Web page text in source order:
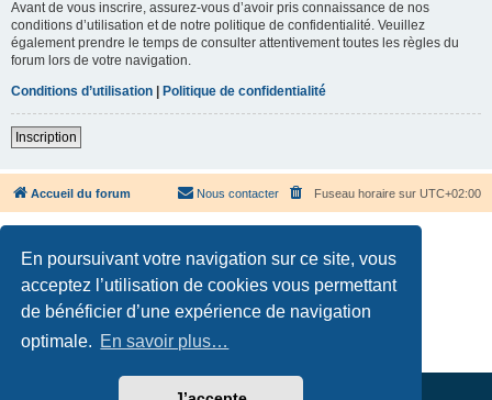
En poursuivant votre navigation sur ce site, vous
acceptez l’utilisation de cookies vous permettant
de bénéficier d’une expérience de navigation
optimale. En savoir plus…
Avant de vous inscrire, assurez-vous d’avoir pris connaissance de nos
conditions d’utilisation et de notre politique de confidentialité. Veuillez
également prendre le temps de consulter attentivement toutes les règles du
forum lors de votre navigation.
Conditions d’utilisation
Politique de confidentialité
Inscription
Accueil du forum Fuseau horaire sur UTC+02:00
Nous contacter
Développé parphpBB® Forum Software © phpBB Limited
Confidentialité